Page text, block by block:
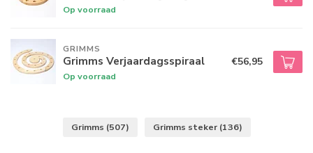
Op voorraad
GRIMMS
Grimms Verjaardagsspiraal
Op voorraad
€56,95
Grimms (507) Grimms steker (136)